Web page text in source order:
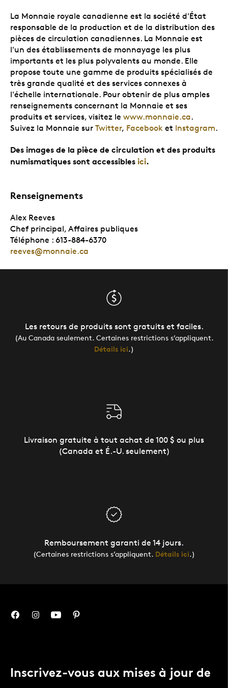
La Monnaie royale canadienne est la société d'État
responsable de la production et de la distribution des
pièces de circulation canadiennes. La Monnaie est
l'un des établissements de monnayage les plus
importants et les plus polyvalents au monde. Elle
propose toute une gamme de produits spécialisés de
très grande qualité et des services connexes à
l'échelle internationale. Pour obtenir de plus amples
renseignements concernant la Monnaie et ses
produits et services, visitez le www.monnaie.ca.
Suivez la Monnaie sur Twitter, Facebook et Instagram.
Des images de la pièce de circulation et des produits
numismatiques sont accessibles ici.
Renseignements
Alex Reeves
Chef principal, Affaires publiques
Téléphone : 613-884-6370
reeves@monnaie.ca
Les retours de produits sont gratuits et faciles.
(Au Canada seulement. Certaines restrictions s’appliquent.
Détails ici.)
Livraison gratuite à tout achat de 100 $ ou plus
(Canada et É.-U. seulement)
Remboursement garanti de 14 jours.
(Certaines restrictions s’appliquent. Détails ici.)
Inscrivez-vous aux mises à jour de